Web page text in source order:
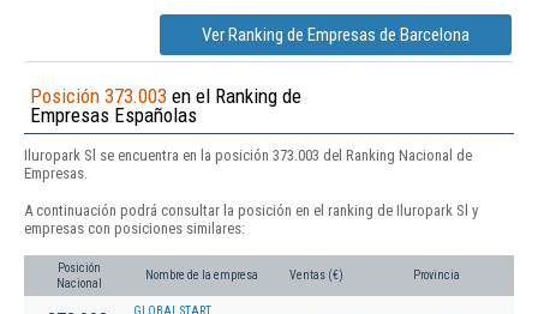
Ver Ranking de Empresas de Barcelona
Posición 373.003 en el Ranking de
Empresas Españolas
Iluropark Sl se encuentra en la posición 373.003 del Ranking Nacional de
Empresas.
A continuación podrá consultar la posición en el ranking de Iluropark Sl y
empresas con posiciones similares:
Posición
Nacional
Nombre de la empresa Ventas (€) Provincia
GLOBAL START